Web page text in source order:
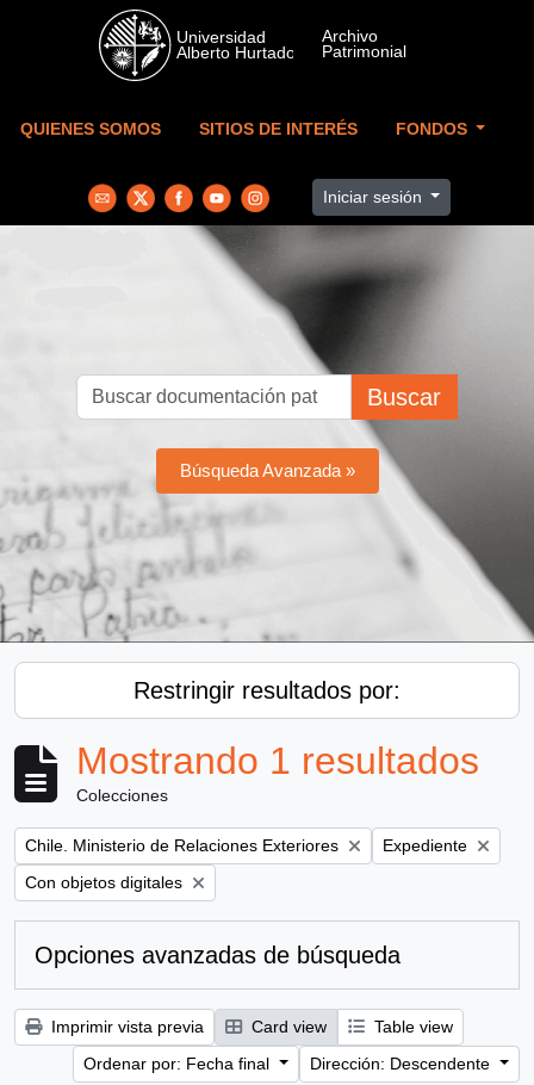
Skip to main content
QUIENES SOMOS SITIOS DE INTERÉS FONDOS
Iniciar sesión
Buscar
Búsqueda Avanzada »
Restringir resultados por:
Mostrando 1 resultados
Colecciones
Remove filter:
Chile. Ministerio de Relaciones Exteriores Remove filter:
Expediente
Remove filter:
Con objetos digitales
Opciones avanzadas de búsqueda
Imprimir vista previa Card view
Table view
Ordenar por: Fecha final
Dirección: Descendente